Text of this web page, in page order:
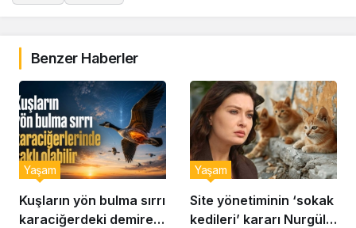
Benzer Haberler
Kuşların yön bulma sırrı
karaciğerdeki demire
Yaşam
Site yönetiminin ‘sokak
kedileri’ kararı Nurgül
Yaşam